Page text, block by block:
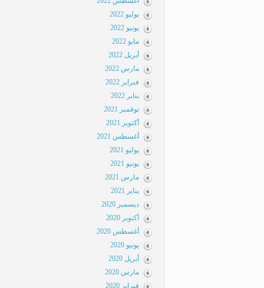
يوليو 2022
يونيو 2022
مايو 2022
أبريل 2022
مارس 2022
فبراير 2022
يناير 2022
نوفمبر 2021
أكتوبر 2021
أغسطس 2021
يوليو 2021
يونيو 2021
مارس 2021
يناير 2021
ديسمبر 2020
أكتوبر 2020
أغسطس 2020
يونيو 2020
أبريل 2020
مارس 2020
فبراير 2020